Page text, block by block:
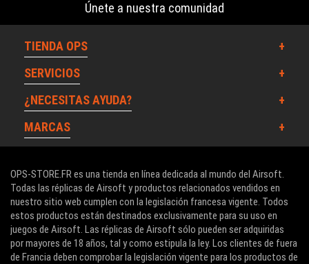
Únete a nuestra comunidad
TIENDA OPS
SERVICIOS
¿NECESITAS AYUDA?
MARCAS
OPS-STORE.FR es una tienda en línea dedicada al mundo del Airsoft.
Todas las réplicas de Airsoft y productos relacionados vendidos en
nuestro sitio web cumplen con la legislación francesa vigente. Todos
estos productos están destinados exclusivamente para su uso en
juegos de Airsoft. Las réplicas de Airsoft sólo pueden ser adquiridas
por mayores de 18 años, tal y como estipula la ley. Los clientes de fuera
de Francia deben comprobar la legislación vigente para los productos de